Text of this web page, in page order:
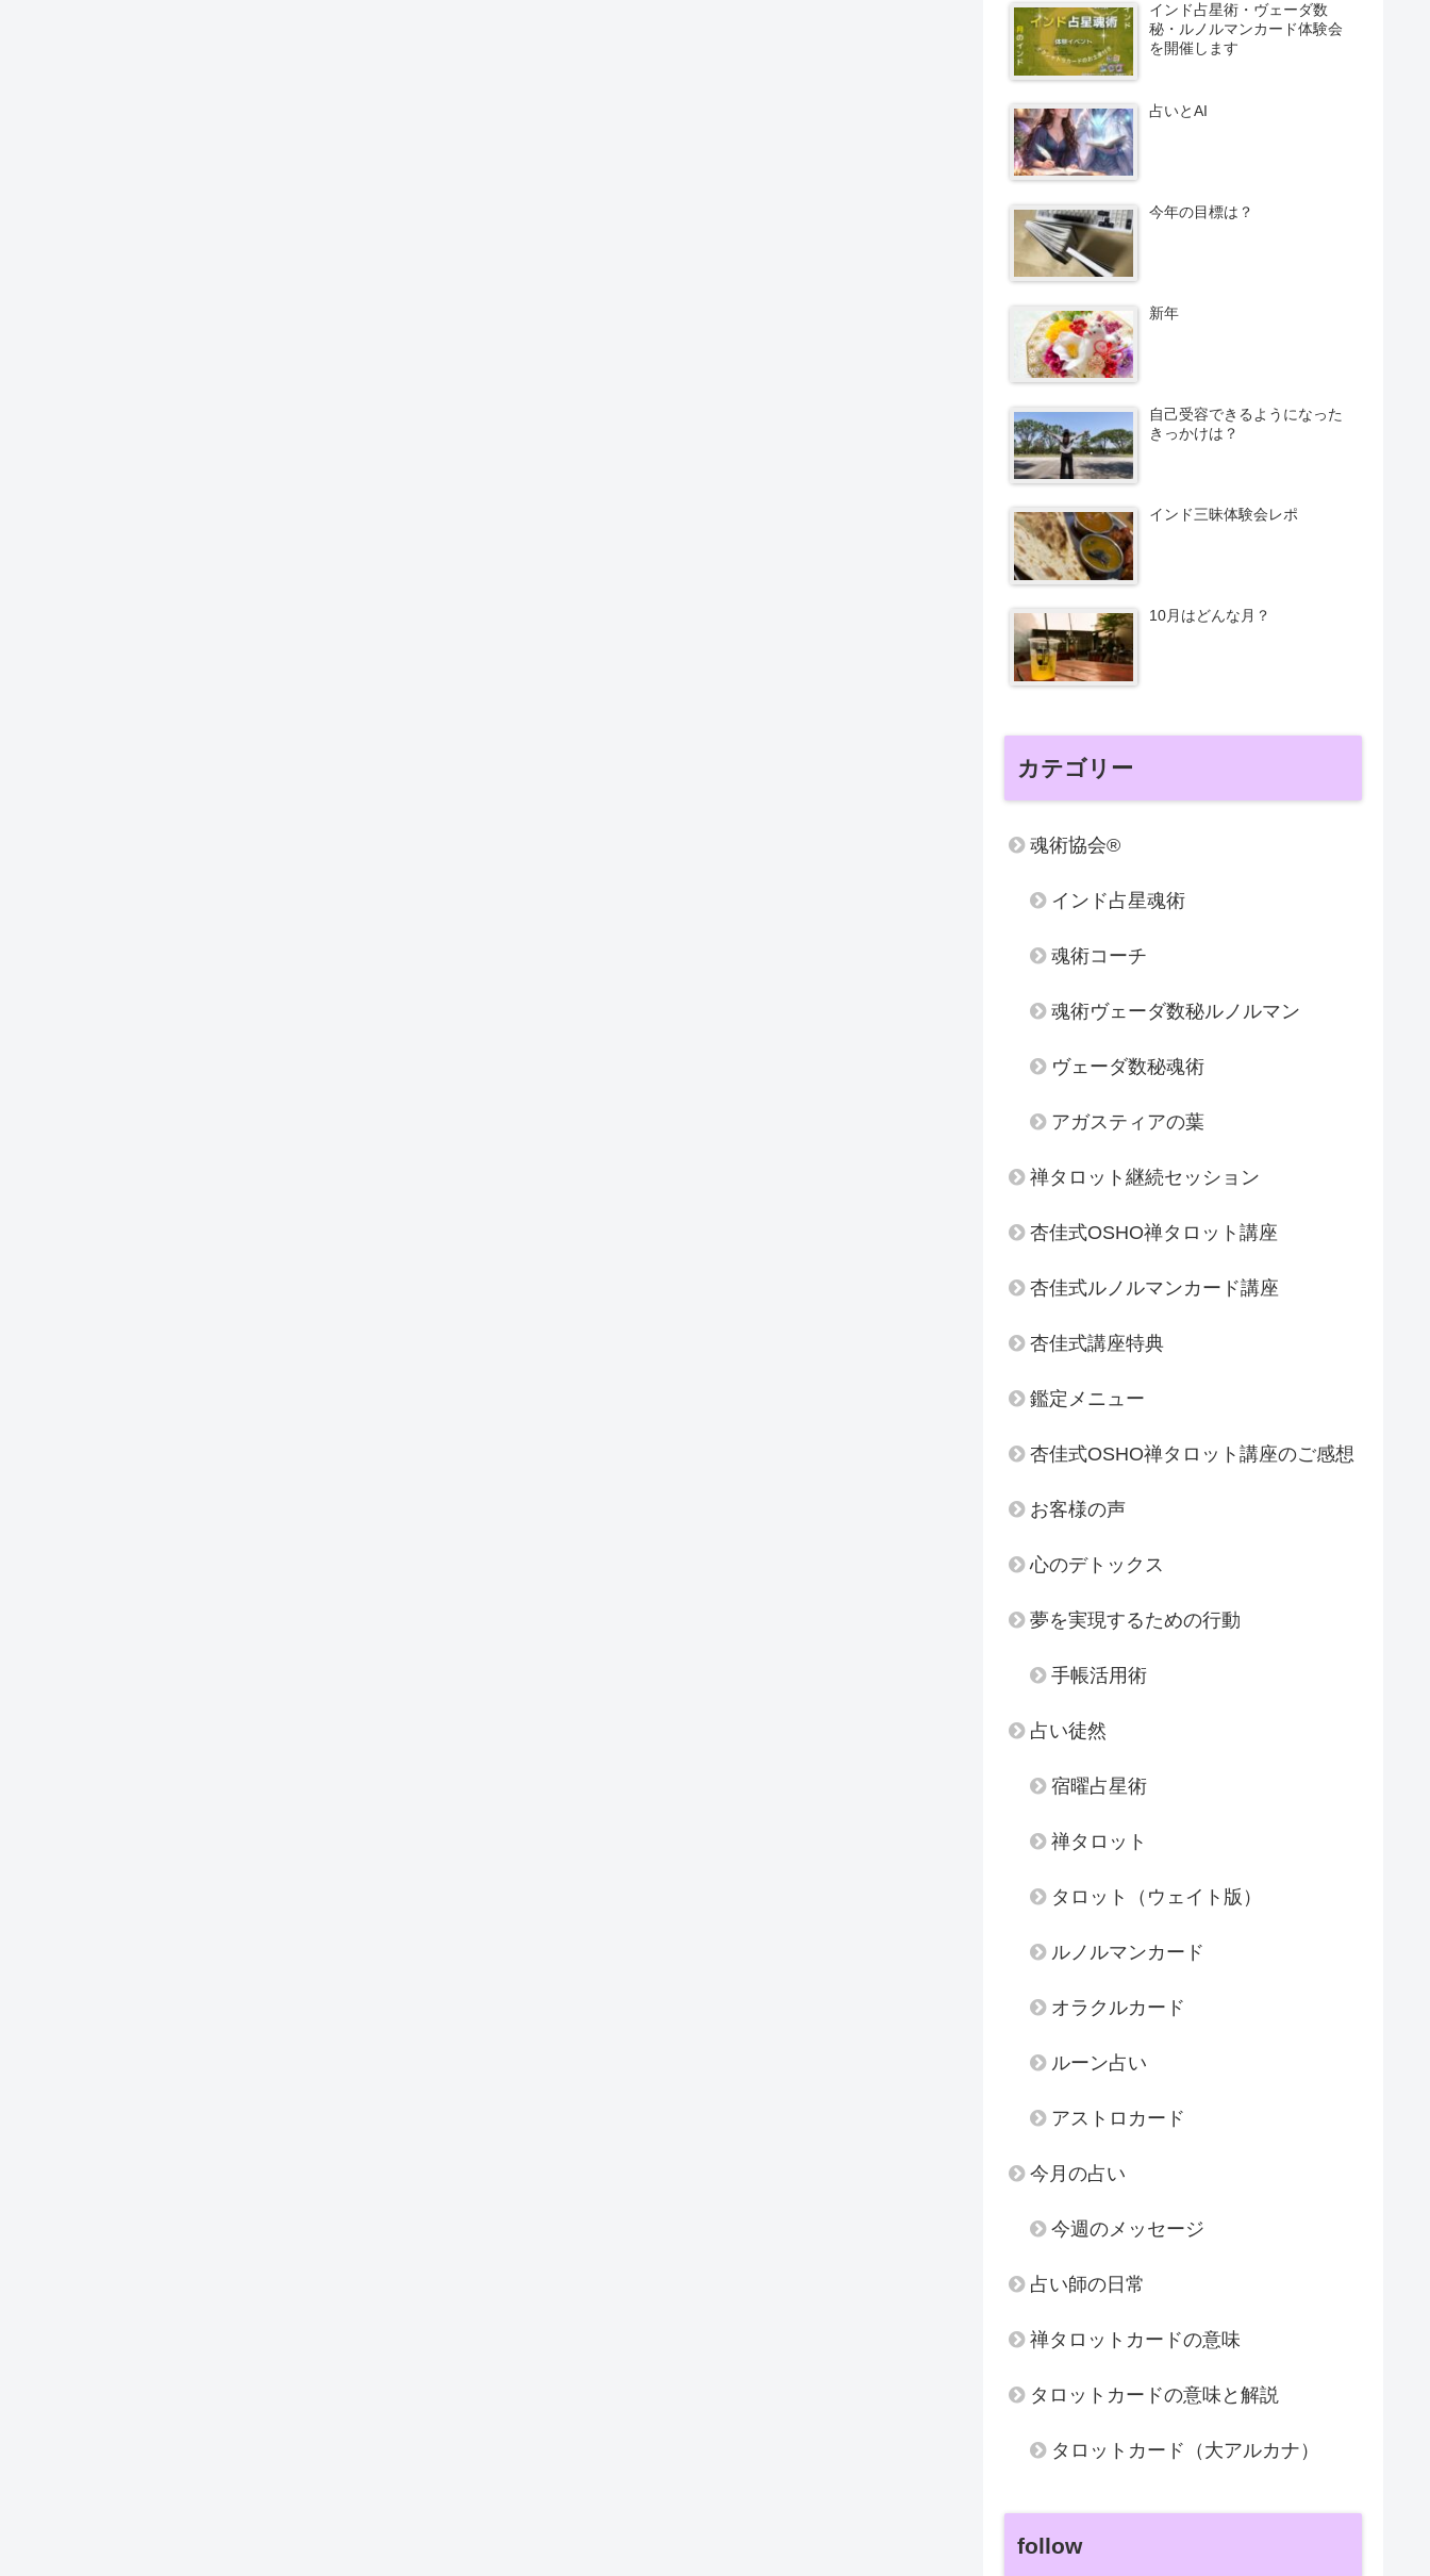
インド占星術・ヴェーダ数
秘・ルノルマンカード体験会
を開催します
占いとAI
今年の目標は？
新年
自己受容できるようになった
きっかけは？
インド三昧体験会レポ
10月はどんな月？
カテゴリー
魂術協会®
インド占星魂術
魂術コーチ
魂術ヴェーダ数秘ルノルマン
ヴェーダ数秘魂術
アガスティアの葉
禅タロット継続セッション
杏佳式OSHO禅タロット講座
杏佳式ルノルマンカード講座
杏佳式講座特典
鑑定メニュー
杏佳式OSHO禅タロット講座のご感想
お客様の声
心のデトックス
夢を実現するための行動
手帳活用術
占い徒然
宿曜占星術
禅タロット
タロット（ウェイト版）
ルノルマンカード
オラクルカード
ルーン占い
アストロカード
今月の占い
今週のメッセージ
占い師の日常
禅タロットカードの意味
タロットカードの意味と解説
タロットカード（大アルカナ）
follow